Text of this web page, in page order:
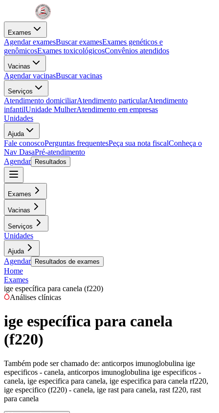
Exames
Agendar examesBuscar examesExames genéticos e
genômicosExames toxicológicosConvênios atendidos
Vacinas
Agendar vacinasBuscar vacinas
Serviços
Atendimento domiciliarAtendimento particularAtendimento
infantilUnidade MulherAtendimento em empresas
Unidades
Ajuda
Fale conoscoPerguntas frequentesPeça sua nota fiscalConheça o
Nav DasaPré-atendimento
Agendar
Resultados
Exames
Vacinas
Serviços
Unidades
Ajuda
Agendar Resultados de exames
Home
Exames
ige específica para canela (f220)
Análises clínicas
ige específica para canela
(f220)
Também pode ser chamado de: anticorpos imunoglobulina ige
especificos - canela, anticorpos imunoglobulina ige especificos -
canela, ige especifica para canela, ige especifica para canela rf220,
ige especifico (f220) - canela, ige rast para canela, rast f220, rast
para canela